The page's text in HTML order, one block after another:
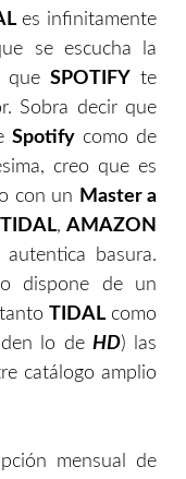
es infinitamente
se escucha la
queSPOTIFY te
Sobra decir que
Spotifycomo de
creo que es
con un Master a
TIDAL, AMAZON
basura.
dispone de un
TIDAL como
lo de HD) las
catálogo amplio
mensual de